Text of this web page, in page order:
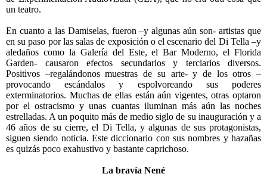
un teatro.
En cuanto a las Damiselas, fueron –y algunas aún son- artistas que
en su paso por las salas de exposición o el escenario del Di Tella –y
aledaños como la Galería del Este, el Bar Moderno, el Florida
Garden- causaron efectos secundarios y terciarios diversos.
Positivos –regalándonos muestras de su arte- y de los otros –
provocando escándalos y espolvoreando sus poderes
exterminatorios. Muchas de ellas están aún vigentes, otras optaron
por el ostracismo y unas cuantas iluminan más aún las noches
estrelladas. A un poquito más de medio siglo de su inauguración y a
46 años de su cierre, el Di Tella, y algunas de sus protagonistas,
siguen siendo noticia. Este diccionario con sus nombres y hazañas
es quizás poco exahustivo y bastante caprichoso.
La bravía Nené